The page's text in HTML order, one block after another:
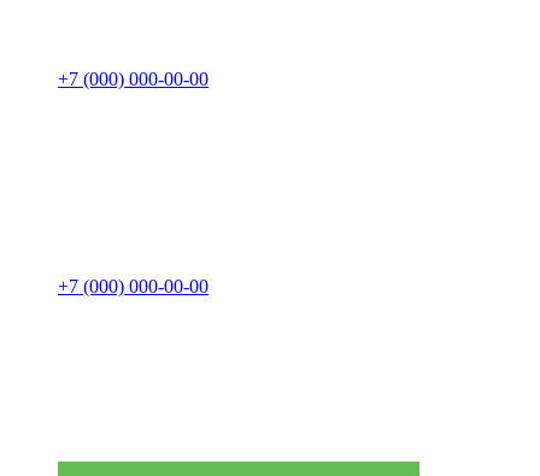
+7 (000) 000-00-00
+7 (000) 000-00-00